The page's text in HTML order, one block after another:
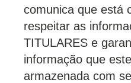
comunica que está
respeitar as
TITULARES e
informação que
armazenada com